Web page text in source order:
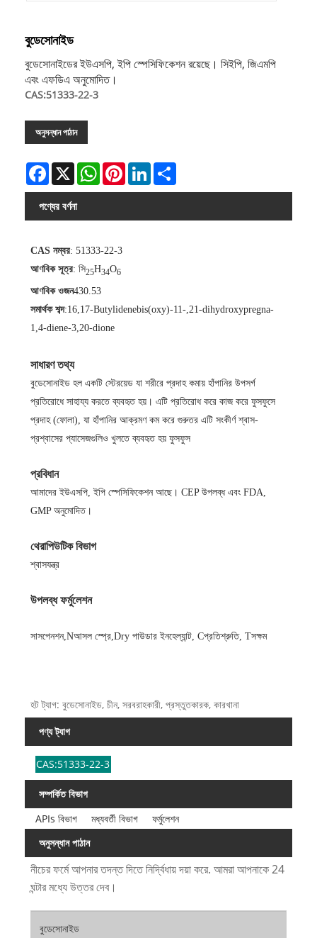
বুডেসোনাইড
বুডেসোনাইডের ইউএসপি, ইপি স্পেসিফিকেশন রয়েছে। সিইপি, জিএমপি
এবং এফডিএ অনুমোদিত।
CAS:51333-22-3
অনুসন্ধান পাঠান
Facebook
X WhatsAppPinterestLinkedIn
পণ্যের বর্ণনা
CAS নম্বর: 51333-22-3
আণবিক সূত্র: সি25H34O6
আণবিক ওজন430.53
সমার্থক শব্দ:16,17-Butylidenebis(oxy)-11-,21-dihydroxypregna-
1,4-diene-3,20-dione
সাধারণ তথ্য
বুডেসোনাইড হল একটি স্টেরয়েড যা শরীরে প্রদাহ কমায় হাঁপানির উপসর্গ
প্রতিরোধে সাহায্য করতে ব্যবহৃত হয়। এটি প্রতিরোধ করে কাজ করে ফুসফুসে
প্রদাহ (ফোলা), যা হাঁপানির আক্রমণ কম করে গুরুতর এটি সংকীর্ণ শ্বাস-
প্রশ্বাসের প্যাসেজগুলিও খুলতে ব্যবহৃত হয় ফুসফুস
প্রবিধান
আমাদের ইউএসপি, ইপি স্পেসিফিকেশন আছে। CEP উপলব্ধ এবং FDA,
GMP অনুমোদিত।
থেরাপিউটিক বিভাগ
শ্বাসযন্ত্র
উপলব্ধ ফর্মুলেশন
সাসপেনশন, Nআসল স্প্রে, Dry পাউডার ইনহেল্যান্ট, Cপ্রতিশ্রুতি, Tসক্ষম
হট ট্যাগ: বুডেসোনাইড, চীন, সরবরাহকারী, প্রস্তুতকারক, কারখানা
পণ্য ট্যাগ
CAS:51333-22-3
সম্পর্কিত বিভাগ
APIs বিভাগ
মধ্যবর্তী বিভাগ
ফর্মুলেশন
অনুসন্ধান পাঠান
নীচের ফর্মে আপনার তদন্ত দিতে নির্দ্বিধায় দয়া করে. আমরা আপনাকে 24
ঘন্টার মধ্যে উত্তর দেব।